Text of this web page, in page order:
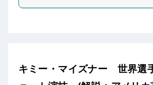
キミー・マイズナー 世界